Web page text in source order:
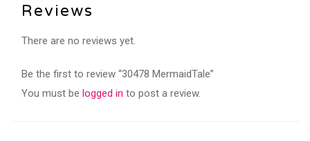
Reviews
There are no reviews yet.
Be the first to review “30478 MermaidTale”
You must be logged in to post a review.